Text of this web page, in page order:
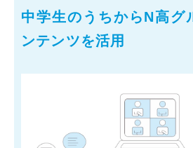
中学生のうちからN高グ
ンテンツを活用